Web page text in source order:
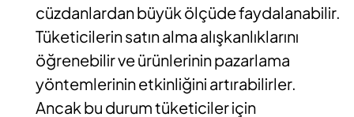
cüzdanlardan büyük ölçüde faydalanabilir.
Tüketicilerin satın alma alışkanlıklarını
öğrenebilir ve ürünlerinin pazarlama
yöntemlerinin etkinliğini artırabilirler.
Ancak bu durum tüketiciler için